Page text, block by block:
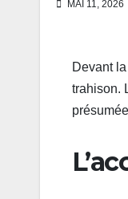
MAI 11, 2026
Devant
trahison.